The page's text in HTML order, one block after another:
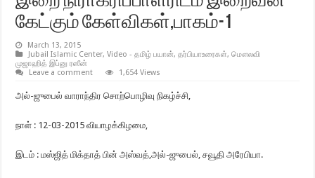
கேட்கும் கேள்விகள்,பாகம்-1
March 13, 2015
Jubail Islamic Center,Video - தமிழ் பயான்,தர்பியாஉரைகள்,மௌலவி
முஜாஹித் இப்னு ரஸீன்
Leave a comment
1,654 Views
அல்-ஜுபைல் வாராந்திர சொற்பொழிவு நிகழ்ச்சி,
நாள் : 12-03-2015 வியாழக்கிழமை,
இடம் : மஸ்ஜித் மிக்தாத் பின் அஸ்வத்,அல்-ஜுபைல், சவூதி அரேபியா.